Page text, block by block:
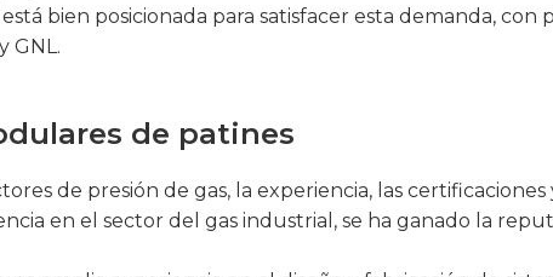
bien posicionada para satisfacer esta demanda,
GNL.
de patines
de presión de gas, la experiencia, las certificaciones
en el sector del gas industrial, se ha ganado la